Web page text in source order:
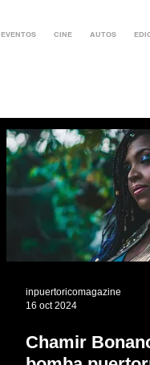
EVENTOS CINE AUTOS
inpuertoricomagazine
16 oct 2024
Chamir